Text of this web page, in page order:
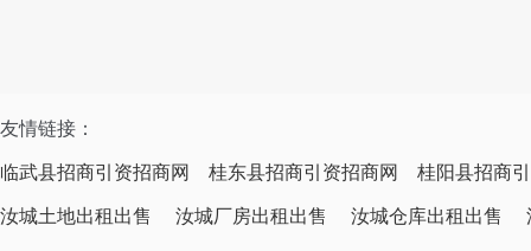
友情链接：
临武县招商引资招商网 桂东县招商引资招商网 桂阳县招商
汝城土地出租出售 汝城厂房出租出售 汝城仓库出租出售